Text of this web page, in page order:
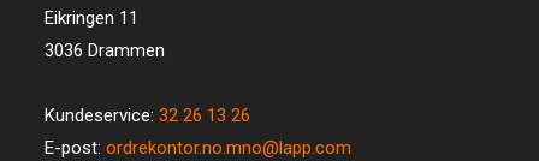
Eikringen 11
3036 Drammen
Kundeservice:32 26 13 26
E-post:ordrekontor.no.mno@lapp.com